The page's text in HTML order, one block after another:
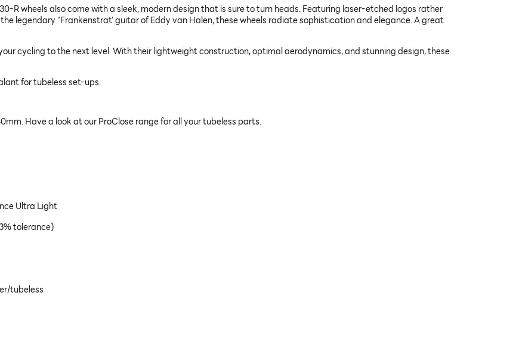
R wheels also come with a sleek, modern design that is sure to turn heads. Featuring laser-etched logos rather
legendary "Frankenstrat' guitar of Eddy van Halen, these wheels radiate sophistication and elegance. A great
cycling to the next level. With their lightweight construction, optimal aerodynamics, and stunning design, these
for tubeless set-ups.
Have a look at our ProClose range for all your tubeless parts.
Ultra Light
tolerance)
tubeless